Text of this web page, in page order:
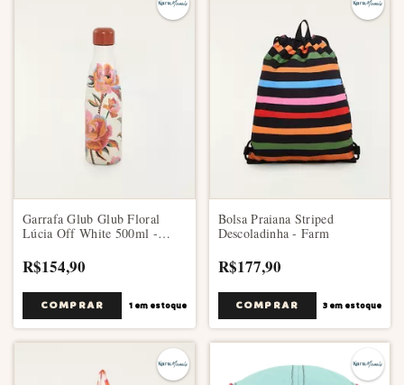
Garrafa Glub Glub Floral
Lúcia Off White 500ml -
R$154,90
1em estoque
Bolsa Praiana Striped
Descoladinha - Farm
R$177,90
3 em estoque